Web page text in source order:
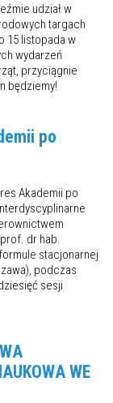
udział w
targach
15 listopada w
wydarzeń
przyciągnie
będziemy!
po
Akademii po
dr hab.
stacjonarnej
podczas
sesji
WE